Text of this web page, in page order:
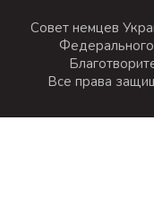
Совет немцев
Федерального
Все права